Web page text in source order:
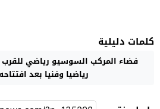
كلمات دليلية
فضاء المركب السوسيو رياضي للقرب
رياضيا وفنيا بعد